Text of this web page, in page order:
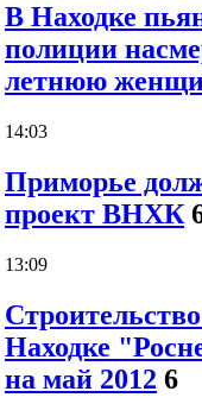
В Находке
полиции
летнюю
14:03
Приморье
проект ВНХК
13:09
Находке
на май 2012 6